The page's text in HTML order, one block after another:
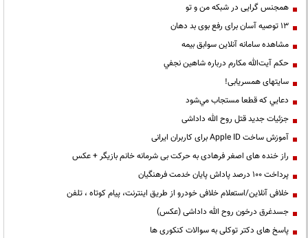
همجنس گرایی در شبکه من و تو
13 توصیه آسان برای رفع بوی بد دهان
مشاهده سامانه آنلاين سوابق بیمه
حكم آيت‌الله مكارم درباره شاهين نجفي
سایتهای همسریابی!
دعايي كه قطعا مستجاب مي‌شود
جزئیات جدید قتل روح الله داداشی
آموزش ساخت Apple ID برای کاربران ایرانی
راز خنده های اصغر فرهادی به حرکت بی شرمانه خانم بازیگر + عکس
پرداخت ۱۰۰ درصد پاداش پایان خدمت فرهنگیان
خلافی آنلاین/استعلام خلافی خودرو از طریق اینترنت، پیام کوتاه ، تلفن
جسدغرق درخون روح الله داداشی (عکس)
پاسخ های دکتر توکلی به سوالات کنکوری ها